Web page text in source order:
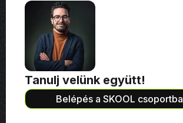
Tanulj velünk együtt!
Belépés a SKOOL csoportba